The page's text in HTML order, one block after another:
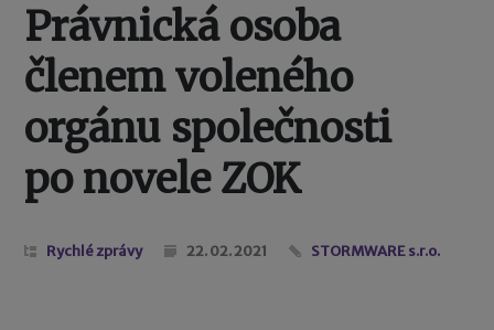
Právnická osoba
členem voleného
orgánu společnosti
po novele ZOK
Rychlé zprávy 22. 02. 2021 STORMWARE s.r.o.